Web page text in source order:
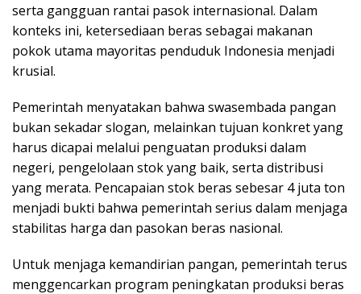
serta gangguan rantai pasok internasional. Dalam
konteks ini, ketersediaan beras sebagai makanan
pokok utama mayoritas penduduk Indonesia menjadi
krusial.
Pemerintah menyatakan bahwa swasembada pangan
bukan sekadar slogan, melainkan tujuan konkret yang
harus dicapai melalui penguatan produksi dalam
negeri, pengelolaan stok yang baik, serta distribusi
yang merata. Pencapaian stok beras sebesar 4 juta ton
menjadi bukti bahwa pemerintah serius dalam menjaga
stabilitas harga dan pasokan beras nasional.
Untuk menjaga kemandirian pangan, pemerintah terus
menggencarkan program peningkatan produksi beras